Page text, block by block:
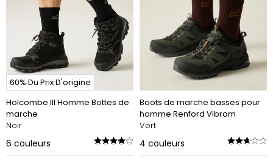
60% Du Prix D'origine
Holcombe III Homme Bottes de
marche
Noir
6 couleurs
Boots de marche basses pour
homme Renford Vibram
Vert
4 couleurs